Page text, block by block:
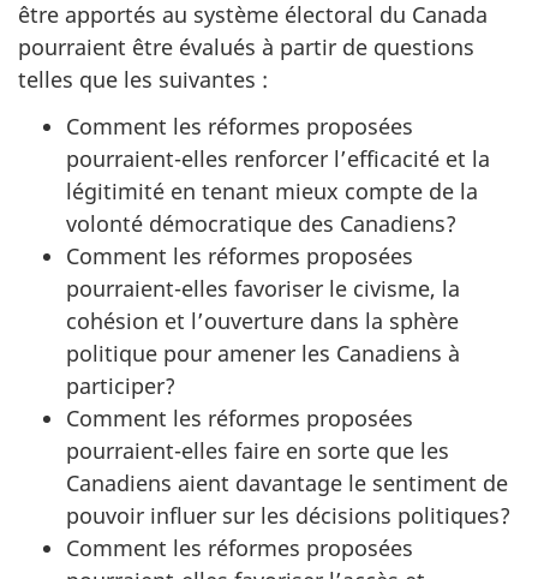
être apportés au système électoral du Canada
pourraient être évalués à partir de questions
telles que les suivantes :
Comment les réformes proposées
pourraient-elles renforcer l’efficacité et la
légitimité en tenant mieux compte de la
volonté démocratique des Canadiens?
Comment les réformes proposées
pourraient-elles favoriser le civisme, la
cohésion et l’ouverture dans la sphère
politique pour amener les Canadiens à
participer?
Comment les réformes proposées
pourraient-elles faire en sorte que les
Canadiens aient davantage le sentiment de
pouvoir influer sur les décisions politiques?
Comment les réformes proposées